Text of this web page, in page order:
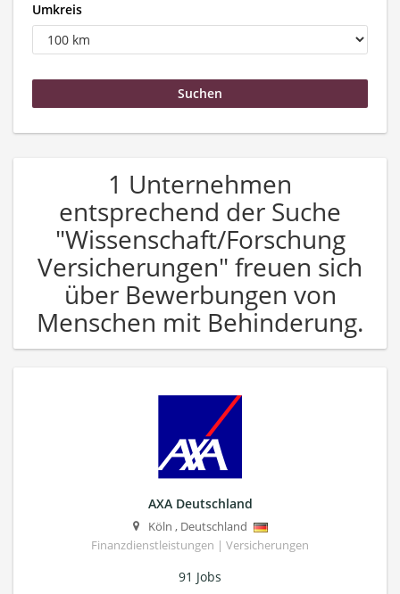
Umkreis
1 Unternehmen
entsprechend der Suche
"Wissenschaft/Forschung
Versicherungen" freuen sich
über Bewerbungen von
Menschen mit Behinderung.
AXA Deutschland
Köln , Deutschland
Finanzdienstleistungen | Versicherungen
91 Jobs